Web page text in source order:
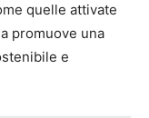
quelle attivate
promuove una
e